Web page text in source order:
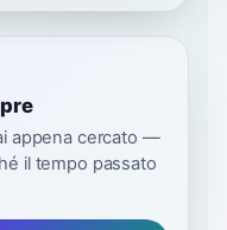
appena cercato —
il tempo passato